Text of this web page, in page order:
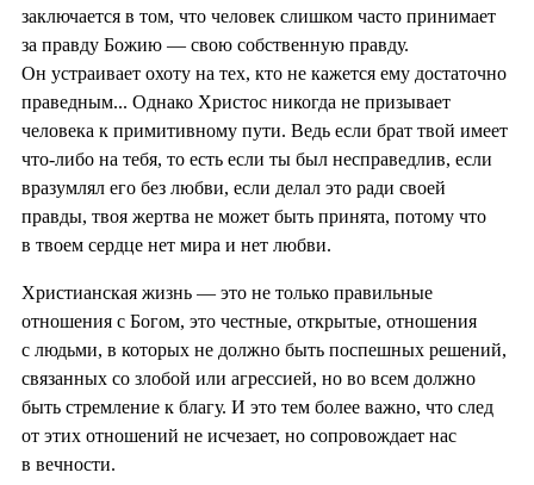
заключается в том, что человек слишком часто принимает
за правду Божию — свою собственную правду.
Он устраивает охоту на тех, кто не кажется ему достаточно
праведным... Однако Христос никогда не призывает
человека к примитивному пути. Ведь если брат твой имеет
что-либо на тебя, то есть если ты был несправедлив, если
вразумлял его без любви, если делал это ради своей
правды, твоя жертва не может быть принята, потому что
в твоем сердце нет мира и нет любви.
Христианская жизнь — это не только правильные
отношения с Богом, это честные, открытые, отношения
с людьми, в которых не должно быть поспешных решений,
связанных со злобой или агрессией, но во всем должно
быть стремление к благу. И это тем более важно, что след
от этих отношений не исчезает, но сопровождает нас
в вечности.